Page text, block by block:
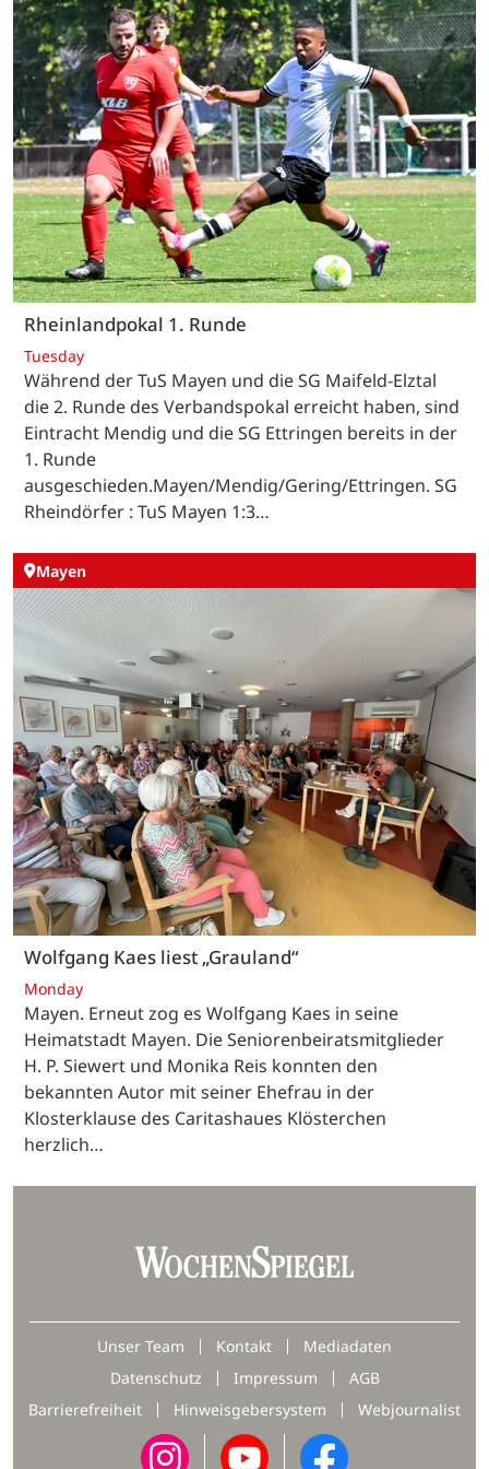
Rheinlandpokal 1. Runde
Tuesday
Während der TuS Mayen und die SG Maifeld-Elztal
die 2. Runde des Verbandspokal erreicht haben, sind
Eintracht Mendig und die SG Ettringen bereits in der
1. Runde
ausgeschieden.Mayen/Mendig/Gering/Ettringen. SG
Rheindörfer : TuS Mayen 1:3…
Mayen
Wolfgang Kaes liest „Grauland“
Monday
Mayen. Erneut zog es Wolfgang Kaes in seine
Heimatstadt Mayen. Die Seniorenbeiratsmitglieder
H. P. Siewert und Monika Reis konnten den
bekannten Autor mit seiner Ehefrau in der
Klosterklause des Caritashaues Klösterchen
herzlich…
Unser Team Kontakt
Mediadaten
Datenschutz
Impressum
AGB
Barrierefreiheit
Hinweisgebersystem Webjournalist